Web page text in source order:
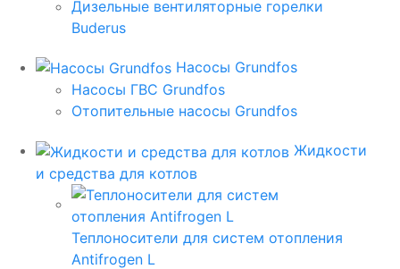
Дизельные вентиляторные горелки
Buderus
Насосы Grundfos
Насосы ГВС Grundfos
Отопительные насосы Grundfos
Жидкости
и средства для котлов
Теплоносители для систем отопления
Antifrogen L